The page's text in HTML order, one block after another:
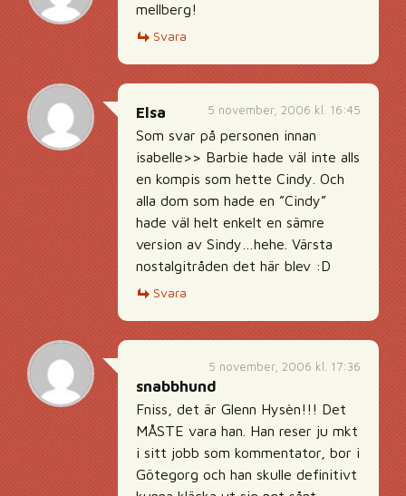
mellberg!
Svara
5 november, 2006 kl. 16:45
Elsa
Som svar på personen innan
isabelle>> Barbie hade väl inte alls
en kompis som hette Cindy. Och
alla dom som hade en ”Cindy”
hade väl helt enkelt en sämre
version av Sindy…hehe. Värsta
nostalgitråden det här blev :D
Svara
5 november, 2006 kl. 17:36
snabbhund
Fniss, det är Glenn Hysèn!!! Det
MÅSTE vara han. Han reser ju mkt
i sitt jobb som kommentator, bor i
Götegorg och han skulle definitivt